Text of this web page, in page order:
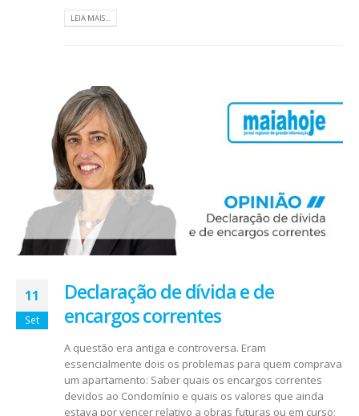
LEIA MAIS...
11
Set
Declaração de dívida e de
encargos correntes
A questão era antiga e controversa. Eram
essencialmente dois os problemas para quem comprava
um apartamento: Saber quais os encargos correntes
devidos ao Condomínio e quais os valores que ainda
estava por vencer relativo a obras futuras ou em curso;